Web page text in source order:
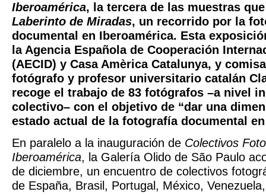
Iberoamérica, la tercera de las muestras
Laberinto de Miradas, un recorrido por la
documental en Iberoamérica. Esta
la Agencia Española de Cooperación
(AECID) y Casa Amèrica Catalunya, y
fotógrafo y profesor universitario catalán
recoge el trabajo de 83 fotógrafos –a nivel
colectivo– con el objetivo de “dar una
estado actual de la fotografía documental
En paralelo a la inauguración de Colectivos
Iberoamérica, la Galería Olido de São Paulo
de diciembre, un encuentro de colectivos
de España, Brasil, Portugal, México,